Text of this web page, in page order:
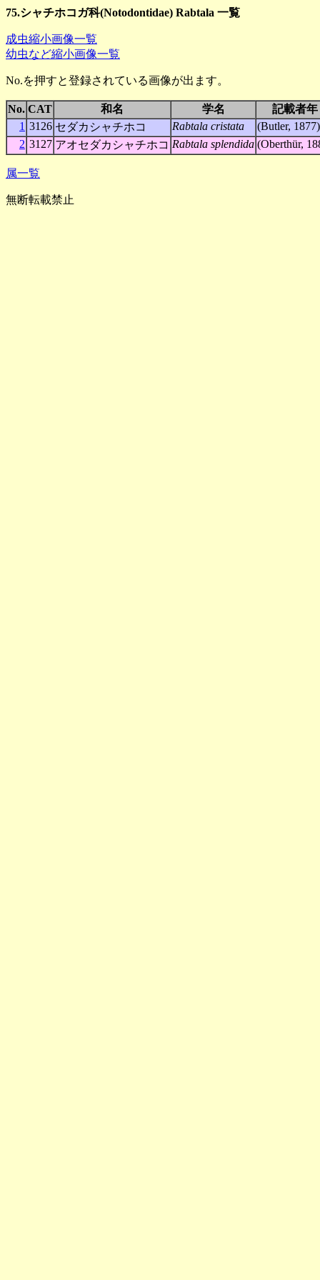
75.シャチホコガ科(Notodontidae) Rabtala 一覧
成虫縮小画像一覧
幼虫など縮小画像一覧
No.を押すと登録されている画像が出ます。
No. CAT 和名 学名
記載者年
1 3126 セダカシャチホコ Rabtala cristata
(Butler, 1877)
2 3127 アオセダカシャチホコ Rabtala splendida (Oberthür,
属一覧
無断転載禁止